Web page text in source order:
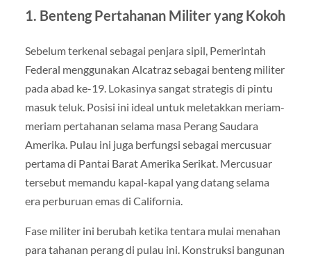
1. Benteng Pertahanan Militer yang Kokoh
Sebelum terkenal sebagai penjara sipil, Pemerintah
Federal menggunakan Alcatraz sebagai benteng militer
pada abad ke-19. Lokasinya sangat strategis di pintu
masuk teluk. Posisi ini ideal untuk meletakkan meriam-
meriam pertahanan selama masa Perang Saudara
Amerika. Pulau ini juga berfungsi sebagai mercusuar
pertama di Pantai Barat Amerika Serikat. Mercusuar
tersebut memandu kapal-kapal yang datang selama
era perburuan emas di California.
Fase militer ini berubah ketika tentara mulai menahan
para tahanan perang di pulau ini. Konstruksi bangunan